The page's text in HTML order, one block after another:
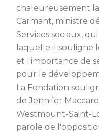
chaleureusement
Carmant, ministre
Services sociaux,
laquelle il souligne
et l'importance de
pour le
La Fondation
de Jennifer
Westmount-Saint-
parole de